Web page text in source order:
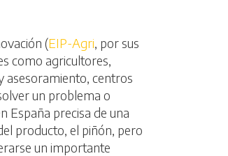
(EIP-Agri , por sus
como agricultores,
asesoramiento, centros
un problema o
España precisa de una
producto, el piñón, pero
un importante